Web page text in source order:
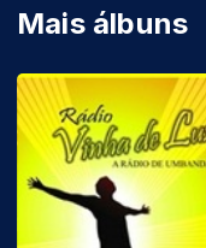
Mais álbuns